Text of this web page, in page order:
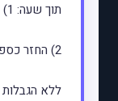
תוך שעה: 1) העברה למועד אחר באותו השבוע.
ללא הגבלות